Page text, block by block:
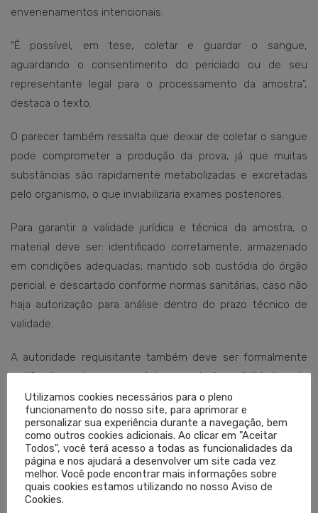
envenenamentos intencionais.
“É possível, em tese, coletar e guardar o sangue,
aguardando o consentimento do periciado ou de seu
representante legal para o processamento da amostra”,
destaca o texto.
O parecer também ressalta que deixar de coletar o sangue
pode comprometer a produção da prova, já que muitas
substâncias são rapidamente metabolizadas e excretadas
pelo organismo, o que inviabilizaria exames posteriores.
Para garantir a validade jurídica e técnica da amostra, o
material deve ser: identificado corretamente; armazenado
em condições adequadas; mantido sob custódia do órgão
pericial; e descartado conforme normas sanitárias, caso não
haja autorização para análise dentro do prazo técnico de
validade.
A autoridade requisitante também deve ser formalmente
notificada sobre a coleta, a indisponibilidade de
consentimento e o tempo de viabilidade da amostra.
O parecer reforça que a medida pode, inclusive, beneficiar o
próprio paciente, ao permitir, por exemplo, a comprovação
de sua inocência em eventuais processos. Quando feita
com responsabilidade, a coleta não fere direitos
fundamentais, tampouco o princípio da presunção de
Utilizamos cookies necessários para o pleno
funcionamento do nosso site, para aprimorar e
personalizar sua experiência durante a navegação, bem
como outros cookies adicionais. Ao clicar em "Aceitar
Todos", você terá acesso a todas as funcionalidades da
página e nos ajudará a desenvolver um site cada vez
melhor. Você pode encontrar mais informações sobre
quais cookies estamos utilizando no nosso Aviso de
Cookies.